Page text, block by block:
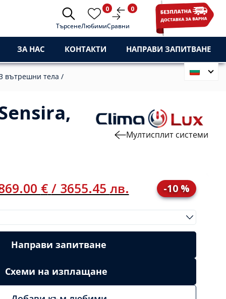
ТърсенеЛюбими
0
Сравни
0
ЗА НАС КОНТАКТИ НАПРАВИ ЗАПИТВАНЕ
вътрешни тела /
Мултисплит системи
€ / 3655.45 лв. -10 %
Направи запитване
Схеми на изплащане